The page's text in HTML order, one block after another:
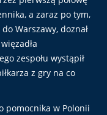
a zaraz po tym,
Warszawy, doznał
zespołu wystąpił
z gry na co
pomocnika w Polonii